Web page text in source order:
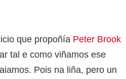
que propoñía Peter Brook
tal e como viñamos ese
Pois na liña, pero un